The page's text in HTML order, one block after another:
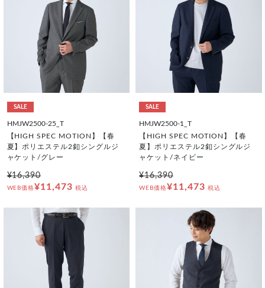
SALE
HMJW2500-25_T
【HIGH SPEC MOTION】【春
夏】ポリエステル2釦シングルジ
ャケット/グレー
¥16,390
WEB価格¥11,473 税込
SALE
HMJW2500-1_T
【HIGH SPEC MOTION】【春
夏】ポリエステル2釦シングルジ
ャケット/ネイビー
¥16,390
WEB価格¥11,473 税込